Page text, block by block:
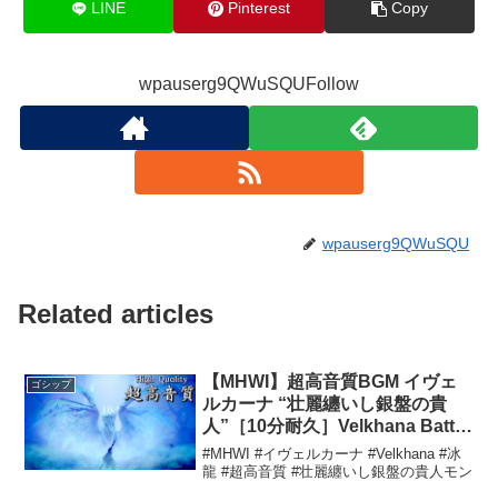
LINE Pinterest Copy
wpauserg9QWuSQUFollow
wpauserg9QWuSQU
Related articles
ゴシップ
【MHWI】超高音質BGM イヴェ
ルカーナ “壮麗纏いし銀盤の貴
人”［10分耐久］Velkhana Battle
Theme OST［High Quality
Sound］
#MHWI #イヴェルカーナ #Velkhana #冰
龍 #超高音質 #壮麗纏いし銀盤の貴人モン